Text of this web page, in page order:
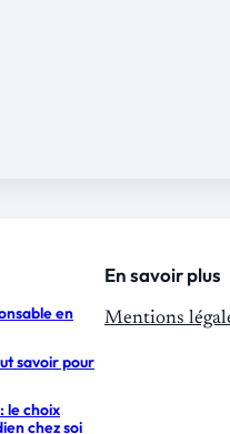
en
savoir pour
le choix
chez soi
En savoir plus
Mentions